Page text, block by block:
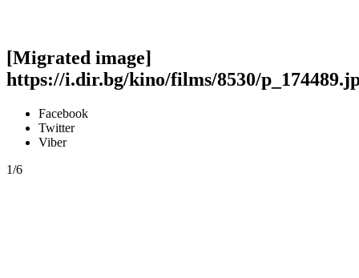
[Migrated image]
https://i.dir.bg/kino/films/8530/
Facebook
Twitter
Viber
1/6